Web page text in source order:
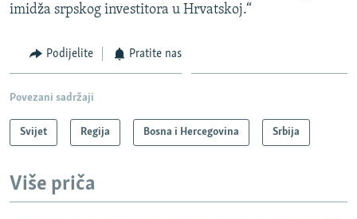
imidža srpskog investitora u Hrvatskoj.“
Podijelite Pratite nas
Povezani sadržaji
Svijet Regija Bosna i Hercegovina Srbija
Više priča